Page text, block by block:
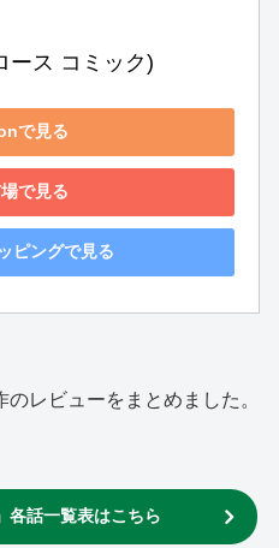
ース コミック)
で見る
で見る
ピングで見る
レビューをまとめました。
各話一覧表はこちら